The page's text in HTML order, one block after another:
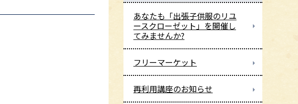
あなたも「出張子供服のリユ
ースクローゼット」を開催し
てみませんか?
フリーマーケット
再利用講座のお知らせ